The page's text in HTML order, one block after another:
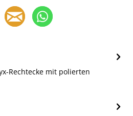
Rechtecke mit polierten